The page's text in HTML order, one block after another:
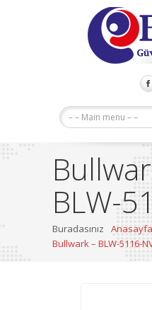
BLW-
Buradasınız Anasayfa
Bullwark – BLW-5116-